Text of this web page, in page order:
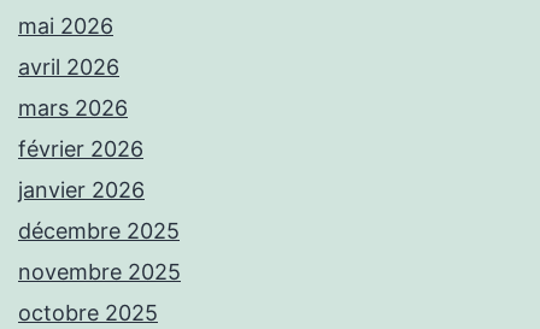
mai 2026
avril 2026
mars 2026
février 2026
janvier 2026
décembre 2025
novembre 2025
octobre 2025